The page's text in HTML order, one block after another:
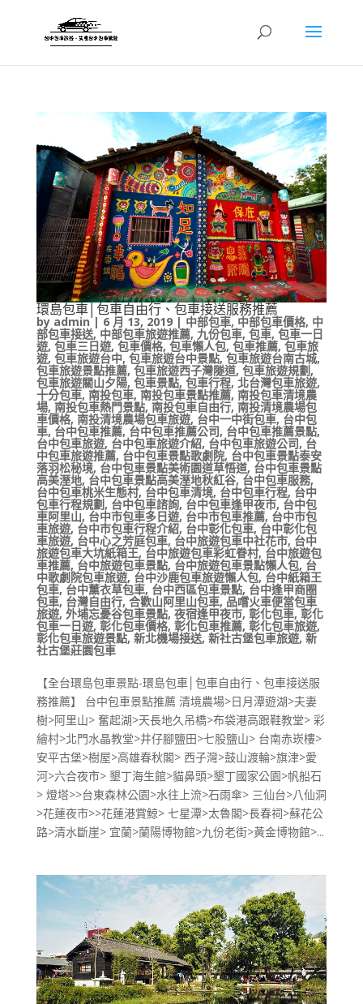
環島包車│包車自由行、包車接送服務推薦
by admin| 6 月 13, 2019| 中部包車, 中部包車價格, 中
部包車接送, 中部包車旅遊推薦, 九份包車, 包車, 包車一日
遊, 包車三日遊, 包車價格, 包車懶人包, 包車推薦, 包車旅
遊, 包車旅遊台中, 包車旅遊台中景點, 包車旅遊台南古城,
包車旅遊景點推薦, 包車旅遊西子灣隧道, 包車旅遊規劃,
包車旅遊關山夕陽, 包車景點, 包車行程, 北台灣包車旅遊,
十分包車, 南投包車, 南投包車景點推薦, 南投包車清境農
場, 南投包車熱門景點, 南投包車自由行, 南投清境農場包
車價格, 南投清境農場包車旅遊, 台中一中街包車, 台中包
車, 台中包車推薦, 台中包車推薦公司, 台中包車推薦景點,
台中包車旅遊, 台中包車旅遊介紹, 台中包車旅遊公司, 台
中包車旅遊推薦, 台中包車景點歌劇院, 台中包車景點泰安
落羽松秘境, 台中包車景點美術園道草悟道, 台中包車景點
高美溼地, 台中包車景點高美溼地秋紅谷, 台中包車服務,
台中包車桃米生態村, 台中包車清境, 台中包車行程, 台中
包車行程規劃, 台中包車諮詢, 台中包車逢甲夜市, 台中包
車阿里山, 台中市包車多日遊, 台中市包車推薦, 台中市包
車旅遊, 台中市包車行程介紹, 台中彰化包車, 台中彰化包
車旅遊, 台中心之芳庭包車, 台中旅遊包車中社花市, 台中
旅遊包車大坑紙箱王, 台中旅遊包車彩虹眷村, 台中旅遊包
車推薦, 台中旅遊包車景點, 台中旅遊包車景點懶人包, 台
中歌劇院包車旅遊, 台中沙鹿包車旅遊懶人包, 台中紙箱王
包車, 台中薰衣草包車, 台中西區包車景點, 台中逢甲商圈
包車, 台灣自由行, 合歡山阿里山包車, 品嚐火車便當包車
旅遊, 外埔忘憂谷包車景點, 夜宿逢甲夜市, 彰化包車, 彰化
包車一日遊, 彰化包車價格, 彰化包車推薦, 彰化包車旅遊,
彰化包車旅遊景點, 新北機場接送, 新社古堡包車旅遊, 新
社古堡莊園包車
【全台環島包車景點-環島包車│包車自由行、包車接送服
務推薦】 台中包車景點推薦 清境農場>日月潭遊湖>夫妻
樹>阿里山> 奮起湖>天長地久吊橋>布袋港高跟鞋教堂> 彩
繪村>北門水晶教堂>井仔腳鹽田>七股鹽山> 台南赤崁樓>
安平古堡>樹屋>高雄春秋閣> 西子灣>鼓山渡輪>旗津>愛
河>六合夜市> 墾丁海生館>貓鼻頭>墾丁國家公園>帆船石
> 燈塔>>台東森林公園>水往上流>石雨傘> 三仙台>八仙洞
>花蓮夜市>>花蓮港賞鯨> 七星潭>太魯閣>長春祠>蘇花公
路>清水斷崖> 宜蘭>蘭陽博物館>九份老街>黃金博物館>...